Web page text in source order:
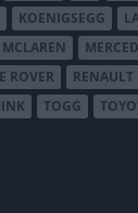
KOENIGSEGG
MCLAREN
ROVER RENAULT
TOGG